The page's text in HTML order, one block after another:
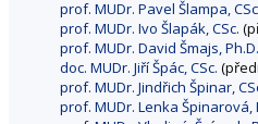
prof. MUDr. Pavel Šlampa,
prof. MUDr. Ivo Šlapák, CSc.
prof. MUDr. David Šmajs, Ph.D.
doc. MUDr. Jiří Špác, CSc.
prof. MUDr. Jindřich Špinar,
prof. MUDr. Lenka Špinarová,